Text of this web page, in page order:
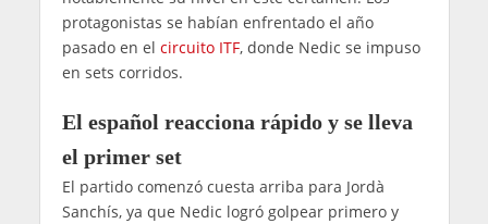
protagonistas se habían enfrentado el año
pasado en el circuito ITF, donde Nedic se impuso
en sets corridos.
El español reacciona rápido y se lleva
el primer set
El partido comenzó cuesta arriba para Jordà
Sanchís, ya que Nedic logró golpear primero y